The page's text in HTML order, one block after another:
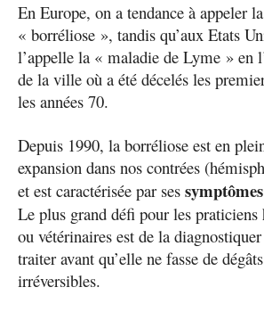
En Europe, on a tendance à appeler
« borréliose », tandis qu’aux Etats
l’appelle la « maladie de Lyme » en
de la ville où a été décelés les
les années 70.
Depuis 1990, la borréliose est en
expansion dans nos contrées
et est caractérisée par ses
Le plus grand défi pour les praticiens
ou vétérinaires est de la
traiter avant qu’elle ne fasse de dégâts
irréversibles.